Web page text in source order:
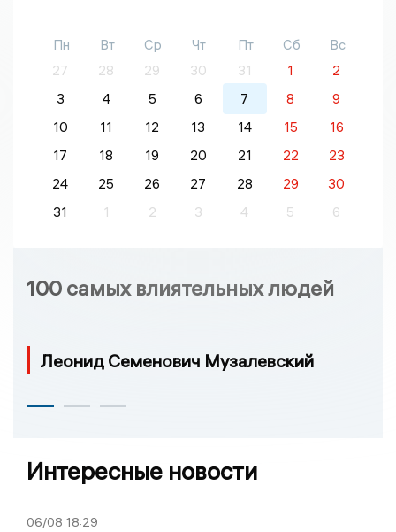
Пн Вт Ср Чт Пт Сб
Вс
27
28 29 30 31 1
2
3
4 5 6 7 8
9
10
11 12 13 14 15
16
17
18 19 20 21 22
23
24
25 26 27 28 29
30
31
1 2 3 4 5 6
100 самых влиятельных людей
Леонид Семенович Музалевский
Интересные новости
06/08 18:29